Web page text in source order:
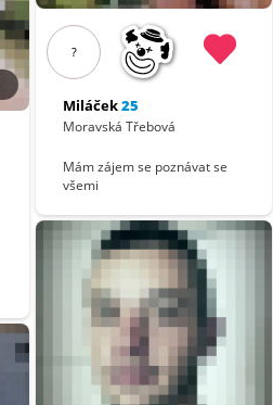
?
Miláček25
Moravská Třebová
Mám zájem se poznávat se
všemi